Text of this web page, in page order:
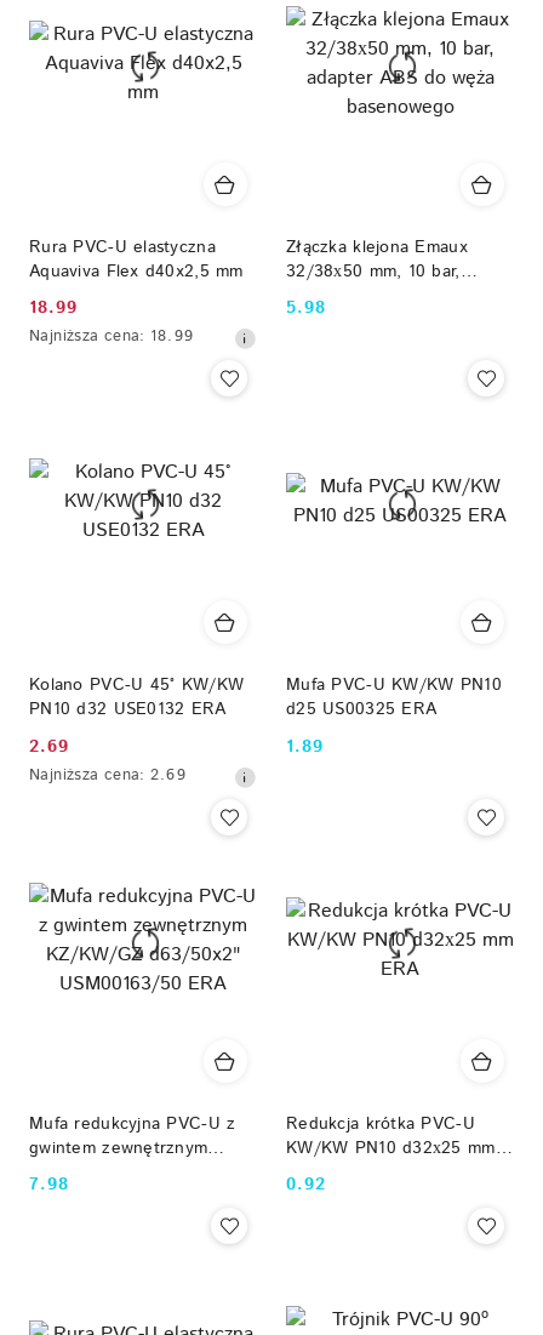
Rura PVC-U elastyczna
Aquaviva Flex d40x2,5 mm
Cena
promocyjna:
18.99
Najniższa
obniżką
Najniższa cena: 18.99
Złączka klejona Emaux
32/38х50 mm, 10 bar,
adapter ABS do węża
basenowego
Cena:
5.98
Kolano PVC-U 45° KW/KW
PN10 d32 USE0132 ERA
Cena
promocyjna:
2.69
Najniższa
przed
obniżką
Najniższa cena: 2.69
Mufa PVC-U KW/KW PN10
d25 US00325 ERA
Cena:
1.89
Mufa redukcyjna PVC-U z
gwintem zewnętrznym
KZ/KW/GZ d63/50x2"
USM00163/50 ERA
Cena:
7.98
Redukcja krótka PVC-U
KW/KW PN10 d32х25 mm
ERA
Cena:
0.92